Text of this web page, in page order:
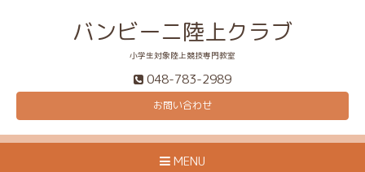
バンビーニ陸上クラブ
小学生対象陸上競技専門教室
048-783-2989
お問い合わせ
MENU